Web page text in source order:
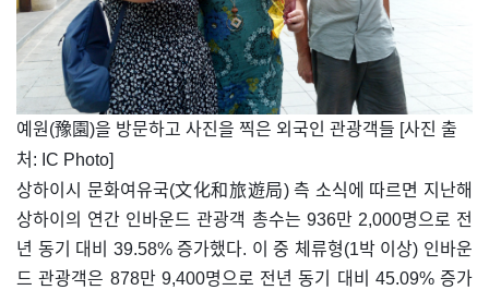
​예원(豫園)을 방문하고 사진을 찍은 외국인 관광객들 [사진 출
처: IC Photo]
상하이시 문화여유국(文化和旅遊局) 측 소식에 따르면 지난해
상하이의 연간 인바운드 관광객 총수는 936만 2,000명으로 전
년 동기 대비 39.58% 증가했다. 이 중 체류형(1박 이상) 인바운
드 관광객은 878만 9,400명으로 전년 동기 대비 45.09% 증가